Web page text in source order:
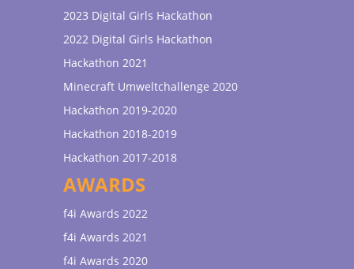
2023 Digital Girls Hackathon
2022 Digital Girls Hackathon
Hackathon 2021
Minecraft Umweltchallenge 2020
Hackathon 2019-2020
Hackathon 2018-2019
Hackathon 2017-2018
AWARDS
f4i Awards 2022
f4i Awards 2021
f4i Awards 2020